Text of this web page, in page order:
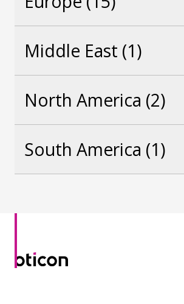
Middle East (1)
North America (2)
South America (1)